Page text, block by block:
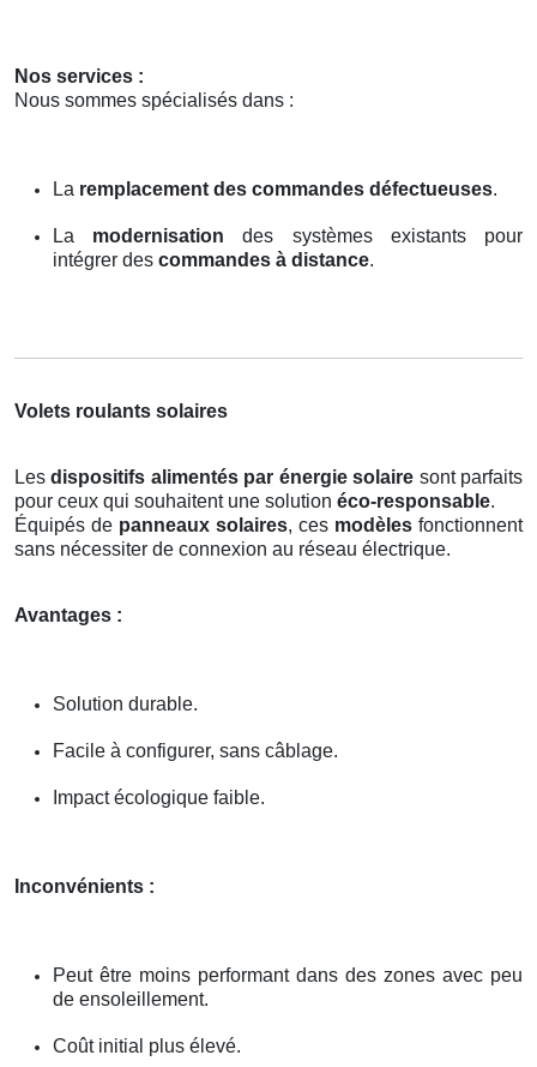
Nos services :
Nous sommes spécialisés dans :
La remplacement des commandes défectueuses.
La modernisation des systèmes existants pour
intégrer des commandes à distance.
Volets roulants solaires
Lesdispositifs alimentés par énergie solaire sont parfaits
pour ceux qui souhaitent une solution éco-responsable.
Équipés de panneaux solaires, ces modèles fonctionnent
sans nécessiter de connexion au réseau électrique.
Avantages :
Solution durable.
Facile à configurer, sans câblage.
Impact écologique faible.
Inconvénients :
Peut être moins performant dans des zones avec peu
de ensoleillement.
Coût initial plus élevé.